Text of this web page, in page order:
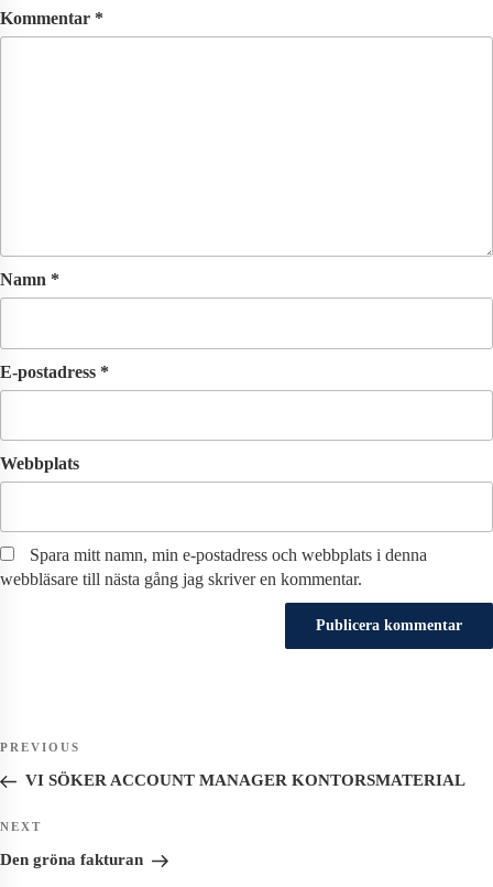
Kommentar *
Namn *
E-postadress *
Webbplats
Spara mitt namn, min e-postadress och webbplats i denna
webbläsare till nästa gång jag skriver en kommentar.
Inläggsnavigering
Previous
Post
PREVIOUS
VI SÖKER ACCOUNT MANAGER KONTORSMATERIAL
Next
Post
NEXT
Den gröna fakturan